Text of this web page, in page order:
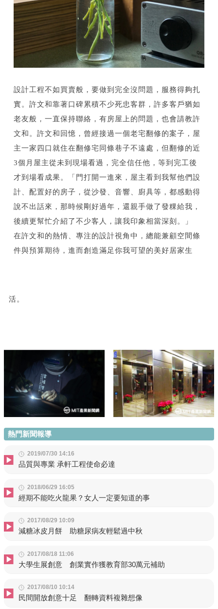
設計工程不如買賣般，要做到完全沒問題，服務得夠扎
實。許文和靠著口碑累積不少死忠客群，許多客戶猶如
老友般，一直保持聯絡，有房屋上的問題，也會請教許
文和。許文和回憶，曾經接過一個老宅翻修的案子，屋
主一家四口就住在翻修宅同條巷子不遠處，但翻修的近
3個月屋主從未到現場看過，完全信任他，等到完工後
才到場看成果。「門打開一進來，屋主看到我幫他們設
計、配置好的房子，從沙發、音響、廚具等，都感動得
說不出話來，那時候剛好過年，還親手做了發粿給我，
後續更幫忙介紹了不少客人，讓我印象相當深刻。」
在許文和的熱情、專注的設計視角中，總能兼顧空間條
件與預算期待，進而創造滿足你我可望的美好居家生
活。
熱門新聞報導
2019/07/30 14:16
品質與專業 承軒工程使命必達
2018/06/29 16:05
經期不能吃火龍果？女人一定要知道的事
2017/08/29 10:09
減糖冰皮月餅 助糖尿病友輕鬆過中秋
2017/08/18 11:06
大學生展創意 創業實作獲教育部30萬元補助
2017/08/10 10:14
民間開放創意十足 翻轉資料複雜想像